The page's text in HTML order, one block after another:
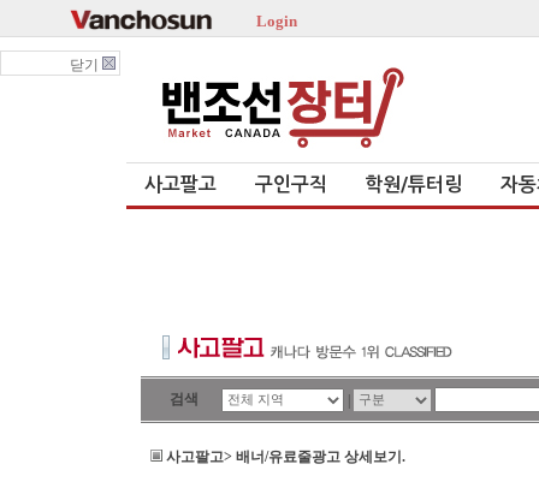
Login
닫기
사고팔고 구인구직 학원/튜터링 자
검색 |
사고팔고> 배너/유료줄광고 상세보기.